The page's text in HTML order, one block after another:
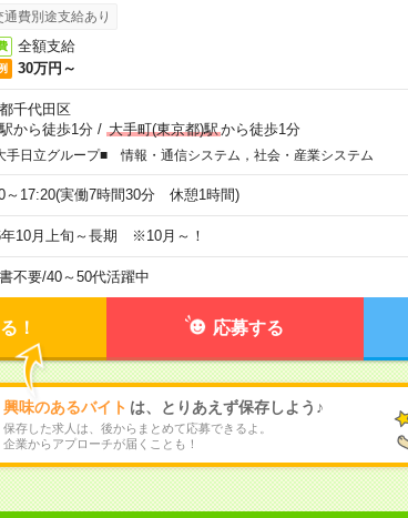
通費別途支給あり
全額支給
30万円～
千代田区
から徒歩1分/ 大手町(東京都)駅から徒歩1分
手日立グループ■ 情報・通信システム，社会・産業システム
～17:20(実働7時間30分 休憩1時間)
年10月上旬～長期 ※10月～！
不要/40～50代活躍中
！ 応募する
興味のあるバイト は、とりあえず保存しよう♪
保存した求人は、後からまとめて応募できるよ。
企業からアプローチが届くことも！